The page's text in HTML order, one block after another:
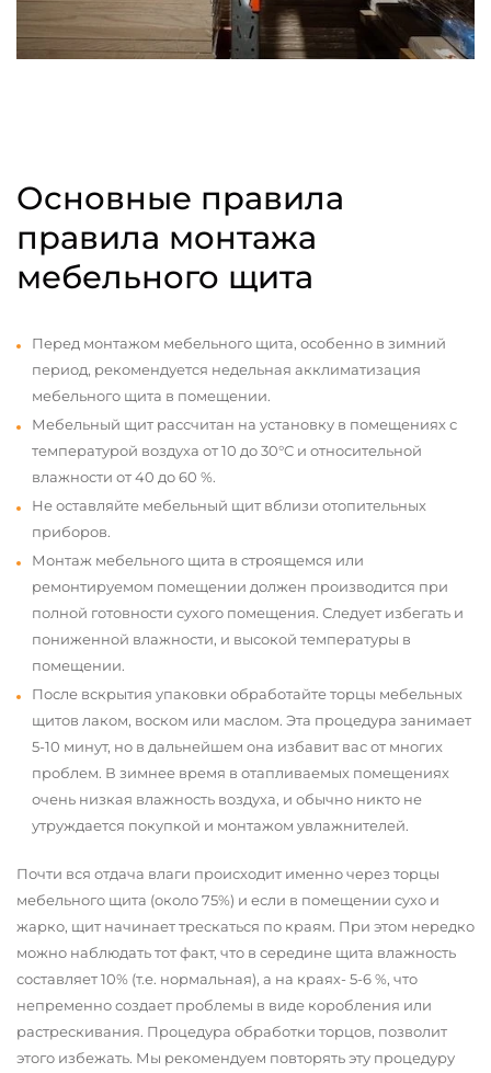
Основные правила
правила монтажа
мебельного щита
Перед монтажом мебельного щита, особенно в зимний
период, рекомендуется недельная акклиматизация
мебельного щита в помещении.
Мебельный щит рассчитан на установку в помещениях с
температурой воздуха от 10 до 30°С и относительной
влажности от 40 до 60 %.
Не оставляйте мебельный щит вблизи отопительных
приборов.
Монтаж мебельного щита в строящемся или
ремонтируемом помещении должен производится при
полной готовности сухого помещения. Следует избегать и
пониженной влажности, и высокой температуры в
помещении.
После вскрытия упаковки обработайте торцы мебельных
щитов лаком, воском или маслом. Эта процедура занимает
5-10 минут, но в дальнейшем она избавит вас от многих
проблем. В зимнее время в отапливаемых помещениях
очень низкая влажность воздуха, и обычно никто не
утруждается покупкой и монтажом увлажнителей.
Почти вся отдача влаги происходит именно через торцы
мебельного щита (около 75%) и если в помещении сухо и
жарко, щит начинает трескаться по краям. При этом нередко
можно наблюдать тот факт, что в середине щита влажность
составляет 10% (т.е. нормальная), а на краях- 5-6 %, что
непременно создает проблемы в виде коробления или
растрескивания. Процедура обработки торцов, позволит
этого избежать. Мы рекомендуем повторять эту процедуру